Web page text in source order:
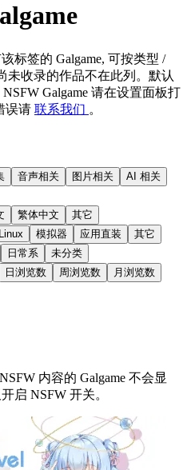
标签的 Galgame, 可按类型 /
未收录的作品不在此列。默认
Galgame 请在设置面板打
误请 联系我们 。
音声相关 图片相关
AI 相关
繁体中文
其它
Linux 模拟器 应用直装
其它
日常系
未分类
日浏览数 周浏览数
月浏览数
内容的 Galgame 不会显
启 NSFW 开关。